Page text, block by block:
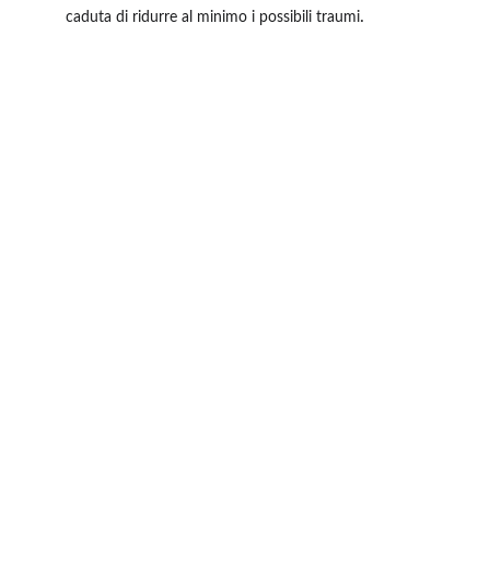
caduta di ridurre al minimo i possibili traumi.